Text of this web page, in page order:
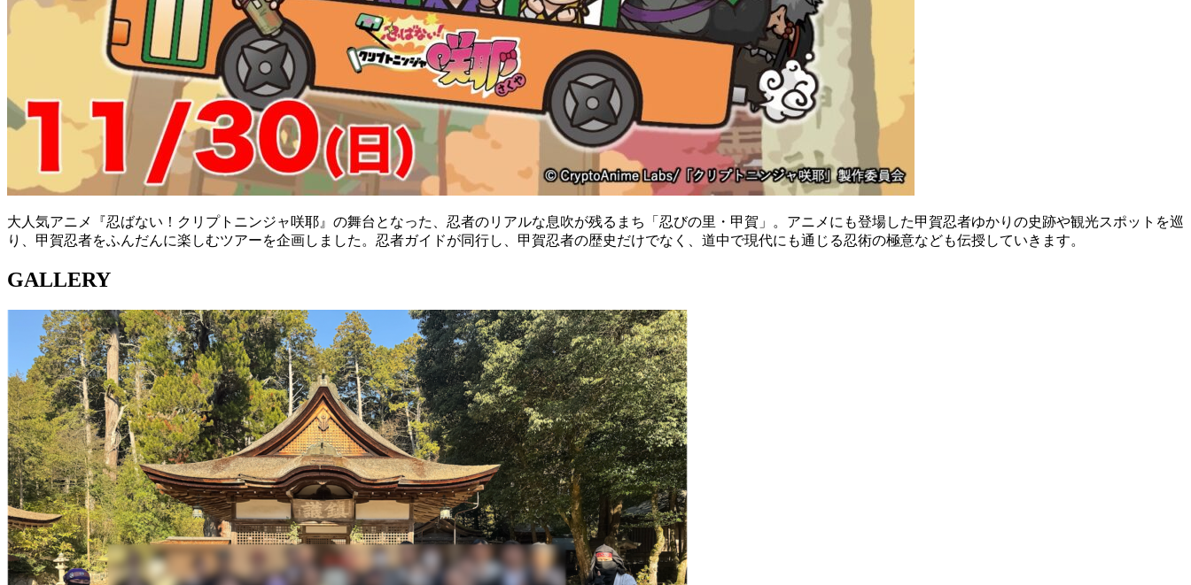
大人気アニメ『忍ばない！クリプトニンジャ咲耶』の舞台となった、忍者のリアルな息吹が残るまち「忍びの里・甲賀」。アニメにも登場した甲賀忍者ゆかりの史跡や観光スポットを巡
り、甲賀忍者をふんだんに楽しむツアーを企画しました。忍者ガイドが同行し、甲賀忍者の歴史だけでなく、道中で現代にも通じる忍術の極意なども伝授していきます。
GALLERY